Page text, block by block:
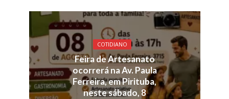
COTIDIANO
Feira de Artesanato
ocorrerá na Av. Paula
Ferreira, em Pirituba,
neste sábado, 8